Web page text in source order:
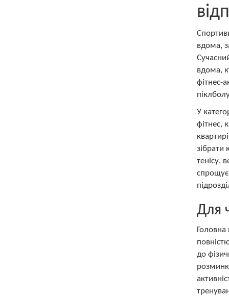
вдома,
вдома,
фітнес-
У
фітнес,
зібрати
тенісу,
спрощує
Для
до